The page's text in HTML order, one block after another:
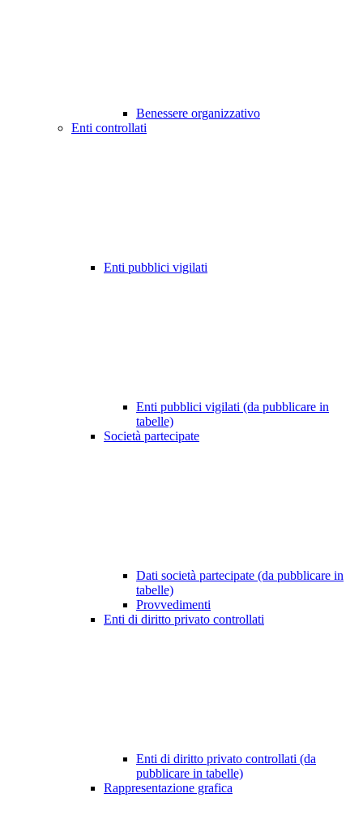
Benessere organizzativo
Enti controllati
Enti pubblici vigilati
Enti pubblici vigilati (da pubblicare in
tabelle)
Società partecipate
Dati società partecipate (da pubblicare in
tabelle)
Provvedimenti
Enti di diritto privato controllati
Enti di diritto privato controllati (da
pubblicare in tabelle)
Rappresentazione grafica